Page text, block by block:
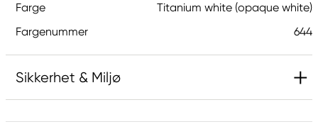
Farge
Titanium white (opaque white)
Fargenummer
644
Sikkerhet & Miljø
Inneholder 2-methyl-1,2-benzothiazol-3(2H)-on;